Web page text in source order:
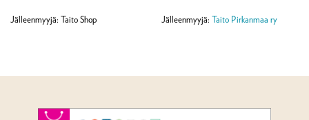
Jälleenmyyjä: Taito Shop
1
450,00 €
Jälleenmyyjä: Taito Pirkanmaa ry